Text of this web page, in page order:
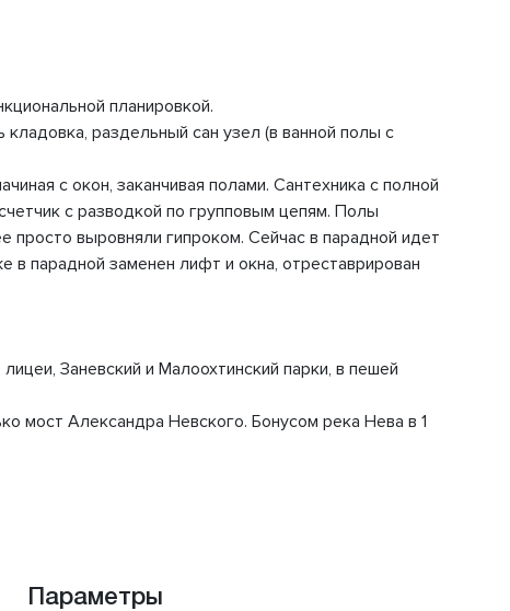
планировкой.
раздельный сан узел (в ванной полы с
с окон, заканчивая полами. Сантехника с полной
с разводкой по групповым цепям. Полы
просто выровняли гипроком. Сейчас в парадной идет
парадной заменен лифт и окна, отреставрирован
Заневский и Малоохтинский парки, в пешей
мост Александра Невского. Бонусом река Нева в 1
Параметры